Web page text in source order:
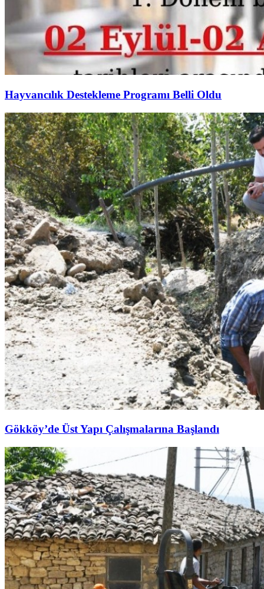
Hayvancılık Destekleme Programı Belli Oldu
Gökköy’de Üst Yapı Çalışmalarına Başlandı